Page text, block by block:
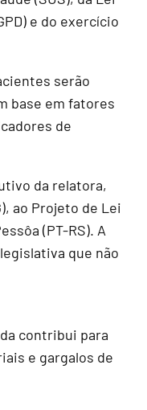
e do exercício
serão
base em fatores
de
da relatora,
ao Projeto de Lei
(PT-RS). A
que não
contribui para
e gargalos de